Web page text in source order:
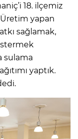
18. ilçemiz
yapan
sağlamak,
sulama
yaptık.